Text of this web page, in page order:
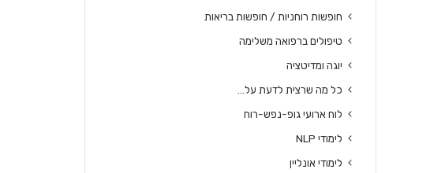
חופשות רוחניות / חופשות בריאות
טיפולים ברפואה משלימה
יוגה ומדיטציה
כל מה שרצית לדעת על…
לוח ארועי גופ-נפש-רוח
לימודי NLP
לימודי אונליין